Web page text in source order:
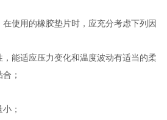
使用的橡胶垫片时，应充分考虑下列因
能适应压力变化和温度波动有适当的柔
；
；